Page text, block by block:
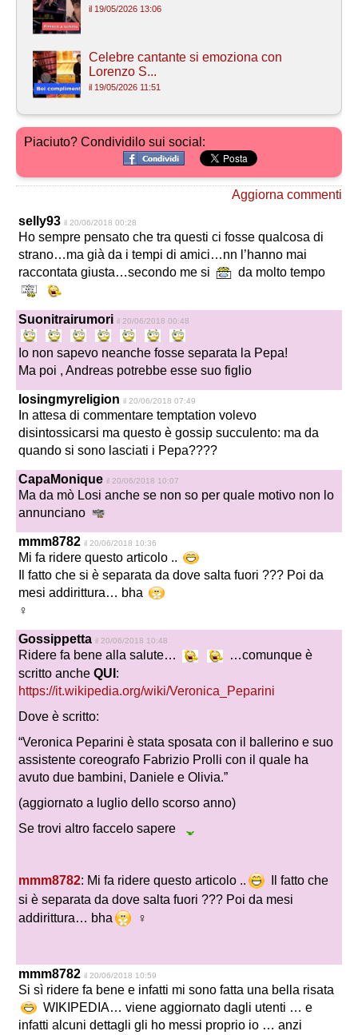
il 19/05/2026 13:06
Celebre cantante si emoziona con
Lorenzo S...
il 19/05/2026 11:51
Piaciuto? Condividilo sui social:
Aggiorna commenti
selly93 il 20/06/2018 00:28
Ho sempre pensato che tra questi ci fosse qualcosa di
strano…ma già da i tempi di amici…nn l’hanno mai
raccontata giusta…secondo me si
da molto tempo
Suonitrairumori il 20/06/2018 00:48
Io non sapevo neanche fosse separata la Pepa!
Ma poi , Andreas potrebbe esse suo figlio
losingmyreligion il 20/06/2018 07:49
In attesa di commentare temptation volevo
disintossicarsi ma questo è gossip succulento: ma da
quando si sono lasciati i Pepa????
CapaMonique il 20/06/2018 10:07
Ma da mò Losi anche se non so per quale motivo non lo
annunciano
mmm8782 il 20/06/2018 10:36
Mi fa ridere questo articolo ..
Il fatto che si è separata da dove salta fuori ??? Poi da
mesi addirittura… bha
‍♀️
Gossippetta il 20/06/2018 10:48
Ridere fa bene alla salute…
…comunque è
scritto anche QUI :
https://it.wikipedia.org/wiki/Veronica_Peparini
Dove è scritto:
“Veronica Peparini è stata sposata con il ballerino e suo
assistente coreografo Fabrizio Prolli con il quale ha
avuto due bambini, Daniele e Olivia.”
(aggiornato a luglio dello scorso anno)
Se trovi altro faccelo sapere
mmm8782: Mi fa ridere questo articolo ..
Il fatto che
si è separata da dove salta fuori ??? Poi da mesi
addirittura… bha
‍♀️
mmm8782 il 20/06/2018 10:59
Si sì ridere fa bene e infatti mi sono fatta una bella risata
WIKIPEDIA… viene aggiornato dagli utenti … e
infatti alcuni dettagli gli ho messi proprio io … anzi